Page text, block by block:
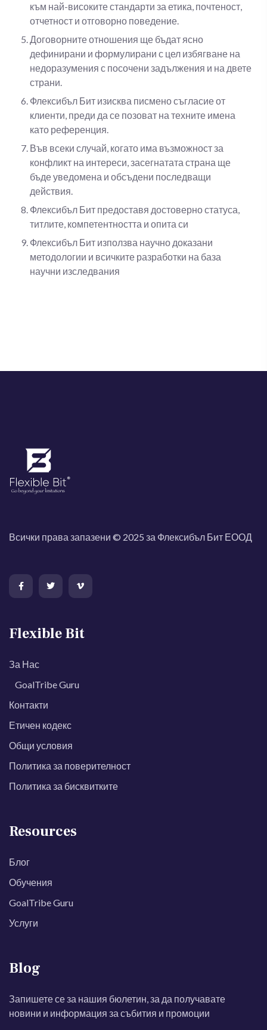
към най-високите стандарти за етика, почтеност,
отчетност и отговорно поведение.
Договорните отношения ще бъдат ясно
дефинирани и формулирани с цел избягване на
недоразумения с посочени задължения и на двете
страни.
Флексибъл Бит изисква писмено съгласие от
клиенти, преди да се позоват на техните имена
като референция.
Във всеки случай, когато има възможност за
конфликт на интереси, засегнатата страна ще
бъде уведомена и обсъдени последващи
действия.
Флексибъл Бит предоставя достоверно статуса,
титлите, компетентността и опита си
Флексибъл Бит използва научно доказани
методологии и всичките разработки на база
научни изследвания
Всички права запазени © 2025 за Флексибъл Бит ЕООД
Flexible Bit
За Нас
GoalTribe Guru
Контакти
Етичен кодекс
Общи условия
Политика за поверителност
Политика за бисквитките
Resources
Блог
Обучения
GoalTribe Guru
Услуги
Blog
Запишете се за нашия бюлетин, за да получавате
новини и информация за събития и промоции